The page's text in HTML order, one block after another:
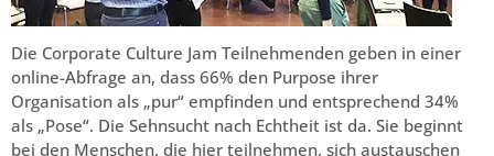
Die Corporate Culture Jam Teilnehmenden geben in einer
online-Abfrage an, dass 66% den Purpose ihrer
Organisation als „pur“ empfinden und entsprechend 34%
als „Pose“. Die Sehnsucht nach Echtheit ist da. Sie beginnt
bei den Menschen, die hier teilnehmen, sich austauschen